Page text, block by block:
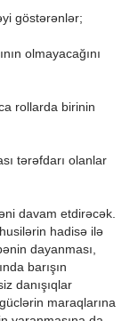
göstərənlər;
olmayacağını
rollarda birinin
tərəfdarı olanlar
davam etdirəcək.
hadisə ilə
dayanması,
barışın
danışıqlar
maraqlarına